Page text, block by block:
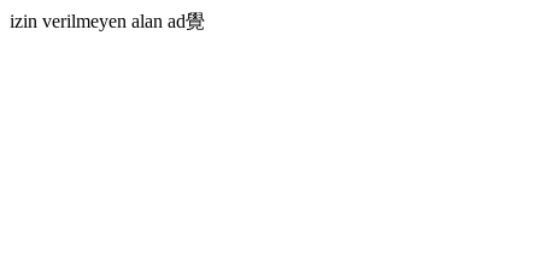
izin verilmeyen alan ad覺